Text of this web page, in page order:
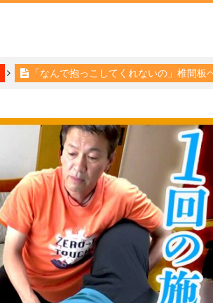
「なんで抱っこしてくれないの」椎間